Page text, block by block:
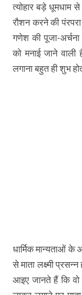
त्योहार बड़े धूमधाम से
रौशन करने की
गणेश की पूजा-
को मनाई जाने
लगाना बहुत ही शुभ
धार्मिक मान्यताओं
से माता लक्ष्मी
आइए जानते हैं कि वो